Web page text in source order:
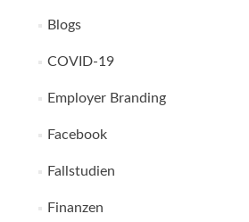
Blogs
COVID-19
Employer Branding
Facebook
Fallstudien
Finanzen